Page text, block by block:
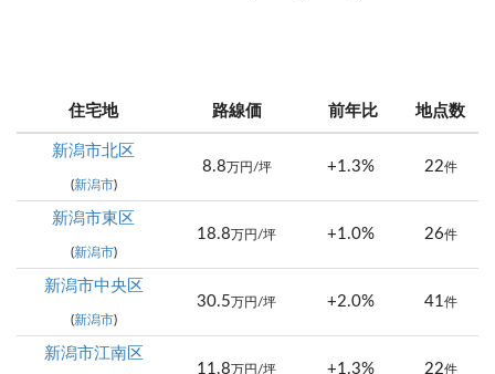
住宅地 路線価 前年比 地点数
新潟市北区
(新潟市)
8.8万円/坪 +1.3% 22件
新潟市東区
(新潟市)
18.8万円/坪 +1.0% 26件
新潟市中央区
(新潟市)
30.5万円/坪 +2.0% 41 件
新潟市江南区
11.8万円/坪 +1.3% 22件